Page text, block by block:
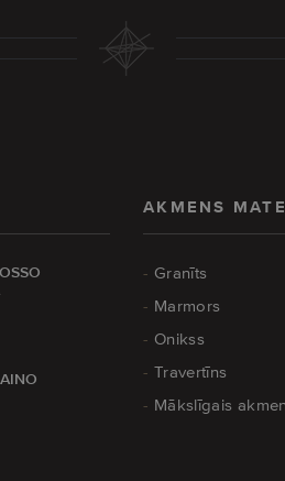
AKMENS
Granīts
Marmors
Onikss
Travertīns
Mākslīgais